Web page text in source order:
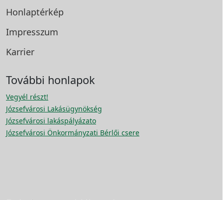
Honlaptérkép
Impresszum
Karrier
További honlapok
Vegyél részt!
Józsefvárosi Lakásügynökség
Józsefvárosi lakáspályázato
Józsefvárosi Önkormányzati Bérlői csere